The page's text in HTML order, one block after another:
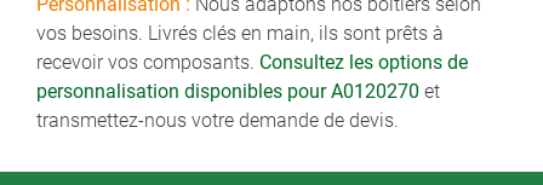
vos besoins. Livrés clés en main, ils sont prêts à
recevoir vos composants. Consultez les options de
personnalisation disponibles pour A0120270 et
transmettez-nous votre demande de devis.